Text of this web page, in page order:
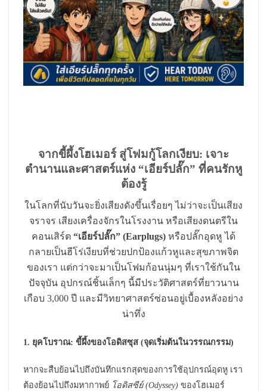
จากขี้ผึ้งโฮเมอร์ สู่โฟมกู้โลกเงียบ: เจาะ
ตำนานและศาสตร์แห่ง “เอียร์ปลั๊ก” ที่คนรักหู
ต้องรู้
ในโลกที่นับวันจะยิ่งเสียงดังขึ้นเรื่อยๆ ไม่ว่าจะเป็นเสียง
จราจร เสียงเครื่องจักรในโรงงาน หรือเสียงดนตรีใน
คอนเสิร์ต “เอียร์ปลั๊ก” (Earplugs) หรือปลั๊กอุดหู ได้
กลายเป็นฮีโร่เงียบที่ช่วยปกป้องแก้วหูและสุขภาพจิต
ของเรา แต่กว่าจะมาเป็นโฟมก้อนนุ่มๆ ที่เราใช้กันใน
ปัจจุบัน อุปกรณ์ชิ้นเล็กๆ นี้มีประวัติศาสตร์ที่ยาวนาน
เกือบ 3,000 ปี และมีวิทยาศาสตร์ซ่อนอยู่เบื้องหลังอย่าง
น่าทึ่ง
1. ยุคโบราณ: ขี้ผึ้งของโอดิสซุส (จุดเริ่มต้นในวรรณกรรม)
หากจะสืบย้อนไปถึงบันทึกแรกสุดของการใช้อุปกรณ์อุดหู เรา
ต้องย้อนไปถึงมหากาพย์ โอดิสซีย์ (Odyssey) ของโฮเมอร์